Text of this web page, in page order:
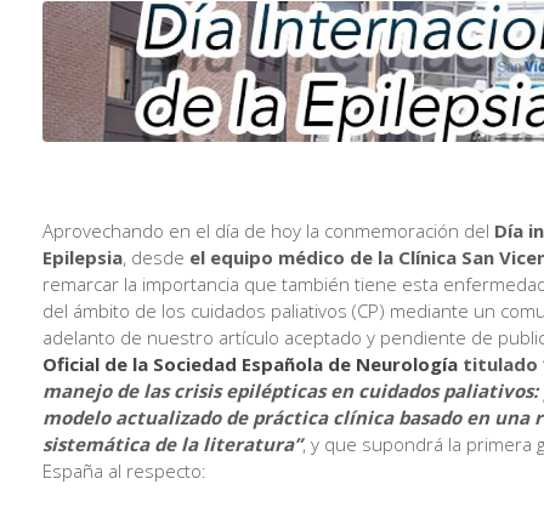
Aprovechando en el día de hoy la conmemoración del Día
Epilepsia, desde el equipo médico de la Clínica San
remarcar la importancia que también tiene esta
del ámbito de los cuidados paliativos (CP) mediante un
adelanto de nuestro artículo aceptado y pendiente de
Oficial de la Sociedad Española de Neurología titulado
manejo de las crisis epilépticas en cuidados
modelo actualizado de práctica clínica basado en una
sistemática de la literatura”, y que supondrá la primera
España al respecto: